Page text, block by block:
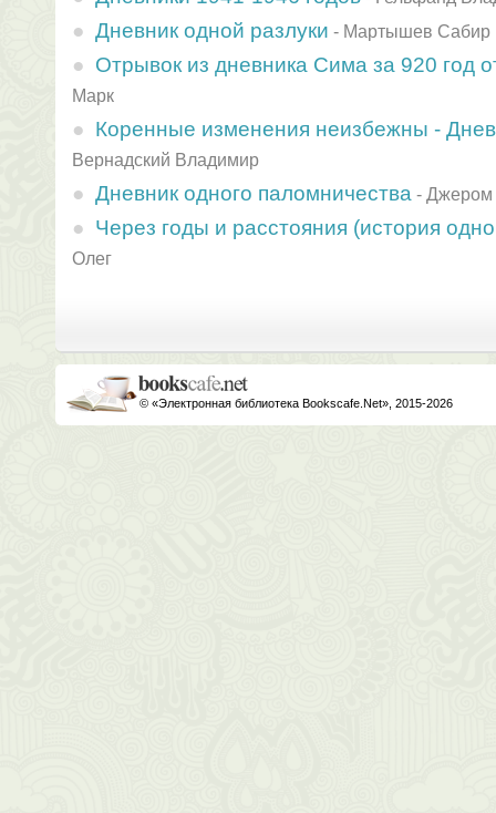
Дневник одной разлуки - Мартышев Сабир
Отрывок из дневника Сима за 920 год
Марк
Коренные изменения неизбежны -
Вернадский Владимир
Дневник одного паломничества -
Через годы и расстояния (история
Олег
© «Электронная библиотека Bookscafe.Net», 2015-2026